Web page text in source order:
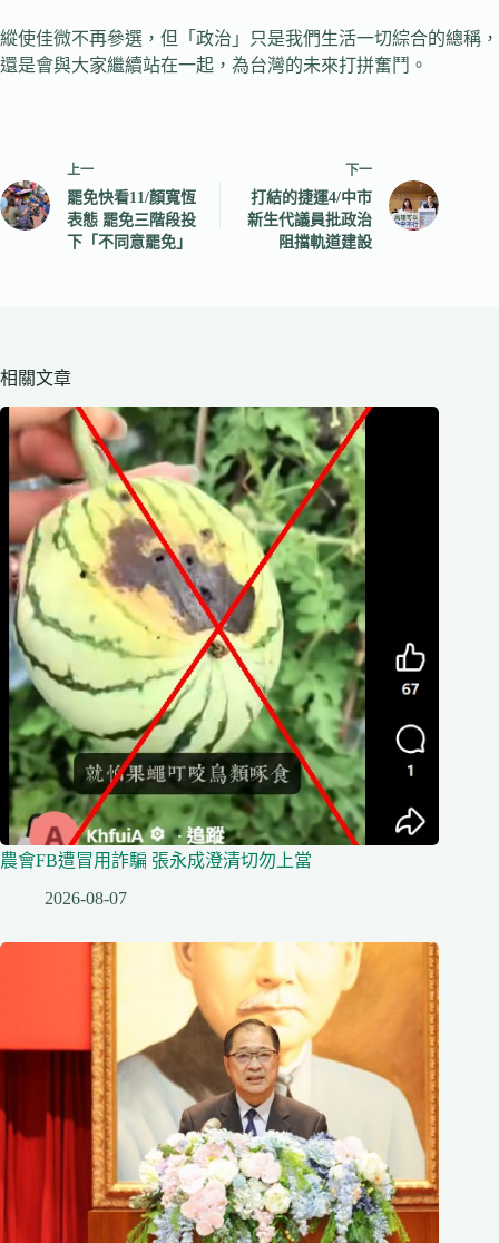
縱使佳微不再參選，但「政治」只是我們生活一切綜合的總稱，
還是會與大家繼續站在一起，為台灣的未來打拼奮鬥。
上一
罷免快看11/顏寬恆
表態 罷免三階段投
下「不同意罷免」
下一
打結的捷運4/中市
新生代議員批政治
阻擋軌道建設
相關文章
農會FB遭冒用詐騙 張永成澄清切勿上當
2026-08-07